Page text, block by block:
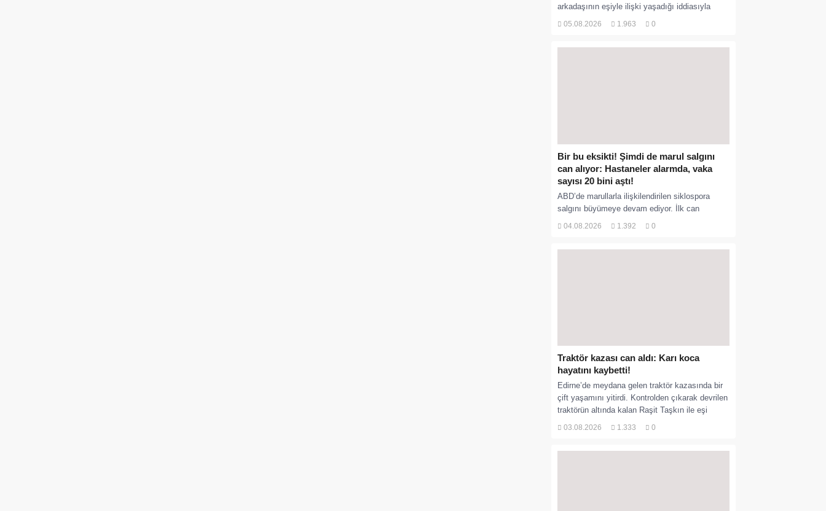
arkadaşının eşiyle ilişki yaşadığı iddiasıyla
ormanlık alana götürerek zorla kadın kıyafetleri
05.08.2026 1.963 0
Bir bu eksikti! Şimdi de marul salgını
can alıyor: Hastaneler alarmda, vaka
sayısı 20 bini aştı!
ABD’de marullarla ilişkilendirilen siklospora
salgını büyümeye devam ediyor. İlk can
04.08.2026 1.392 0
Traktör kazası can aldı: Karı koca
hayatını kaybetti!
Edirne’de meydana gelen traktör kazasında bir
çift yaşamını yitirdi. Kontrolden çıkarak devrilen
traktörün altında kalan Raşit Taşkın ile eşi
Fatma...
03.08.2026 1.333 0